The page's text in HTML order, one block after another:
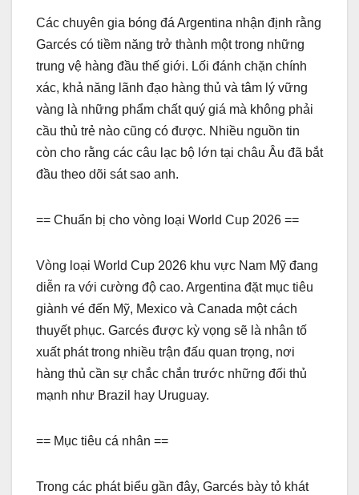
Các chuyên gia bóng đá Argentina nhận định rằng
Garcés có tiềm năng trở thành một trong những
trung vệ hàng đầu thế giới. Lối đánh chặn chính
xác, khả năng lãnh đạo hàng thủ và tâm lý vững
vàng là những phẩm chất quý giá mà không phải
cầu thủ trẻ nào cũng có được. Nhiều nguồn tin
còn cho rằng các câu lạc bộ lớn tại châu Âu đã bắt
đầu theo dõi sát sao anh.
== Chuẩn bị cho vòng loại World Cup 2026 ==
Vòng loại World Cup 2026 khu vực Nam Mỹ đang
diễn ra với cường độ cao. Argentina đặt mục tiêu
giành vé đến Mỹ, Mexico và Canada một cách
thuyết phục. Garcés được kỳ vọng sẽ là nhân tố
xuất phát trong nhiều trận đấu quan trọng, nơi
hàng thủ cần sự chắc chắn trước những đối thủ
mạnh như Brazil hay Uruguay.
== Mục tiêu cá nhân ==
Trong các phát biểu gần đây, Garcés bày tỏ khát